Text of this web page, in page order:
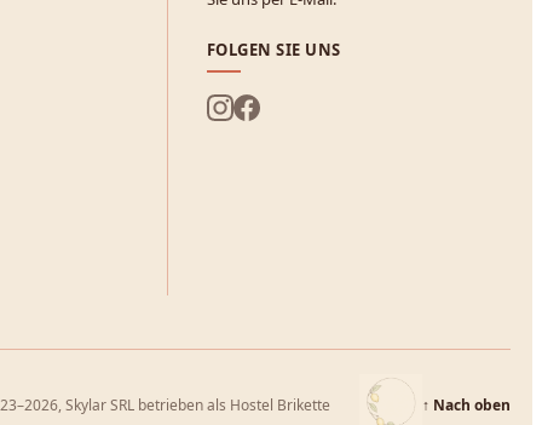
FOLGEN SIE UNS
Skylar SRL betrieben als Hostel Brikette ↑ Nach oben